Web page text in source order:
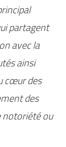
partagent
avec la
ainsi
cœur des
des
notoriété ou